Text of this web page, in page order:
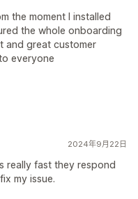
the moment I installed
the whole onboarding
and great customer
everyone
2024年9月22日
really fast they respond
my issue.